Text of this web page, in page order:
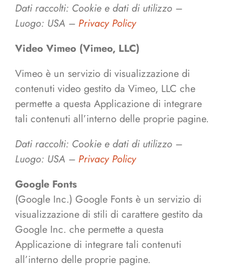
Dati raccolti: Cookie e dati di utilizzo –
Luogo: USA – Privacy Policy
Video Vimeo (Vimeo, LLC)
Vimeo è un servizio di visualizzazione di
contenuti video gestito da Vimeo, LLC che
permette a questa Applicazione di integrare
tali contenuti all’interno delle proprie pagine.
Dati raccolti: Cookie e dati di utilizzo –
Luogo: USA – Privacy Policy
Google Fonts
(Google Inc.) Google Fonts è un servizio di
visualizzazione di stili di carattere gestito da
Google Inc. che permette a questa
Applicazione di integrare tali contenuti
all’interno delle proprie pagine.